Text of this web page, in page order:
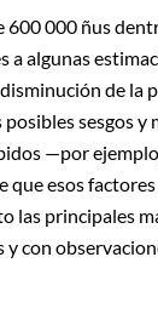
600 000 ñus
algunas
de la
sesgos y
—por
esos
principales
con